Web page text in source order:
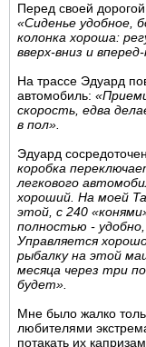
Перед своей
«Сиденье удобное,
колонка хороша:
вверх-вниз и
На трассе Эдуард
автомобиль:
скорость, едва
в пол».
Эдуард
коробка
легкового
хороший. На моей
этой, с 240
полностью -
Управляется
рыбалку на этой
месяца через три
будет».
Мне было жалко
любителями
потакать их